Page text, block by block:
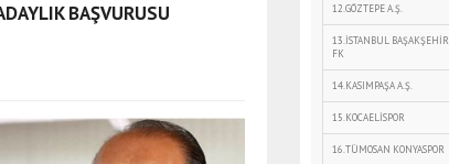
BAŞVURUSU
12.GÖZTEPE A.Ş.
13.İSTANBUL BAŞAKŞEHİR
FK
14.KASIMPAŞA A.Ş.
15.KOCAELİSPOR
16.TÜMOSAN KONYASPOR